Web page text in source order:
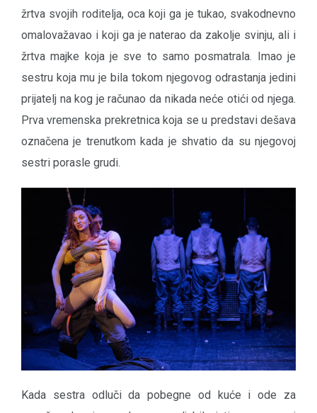
žrtva svojih roditelja, oca koji ga je tukao, svakodnevno
omalovažavao i koji ga je naterao da zakolje svinju, ali i
žrtva majke koja je sve to samo posmatrala. Imao je
sestru koja mu je bila tokom njegovog odrastanja jedini
prijatelj na kog je računao da nikada neće otići od njega.
Prva vremenska prekretnica koja se u predstavi dešava
označena je trenutkom kada je shvatio da su njegovoj
sestri porasle grudi.
Kada sestra odluči da pobegne od kuće i ode za